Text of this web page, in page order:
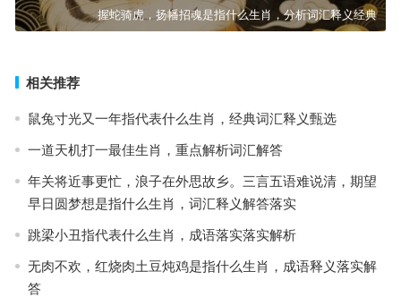
握蛇骑虎，扬幡招魂是指什么生肖，分析词汇释义经典
相关推荐
鼠兔寸光又一年指代表什么生肖，经典词汇释义甄选
一道天机打一最佳生肖，重点解析词汇解答
年关将近事更忙，浪子在外思故乡。三言五语难说清，期望
早日圆梦想是指什么生肖，词汇释义解答落实
跳梁小丑指代表什么生肖，成语落实落实解析
无肉不欢，红烧肉土豆炖鸡是指什么生肖，成语释义落实解
答